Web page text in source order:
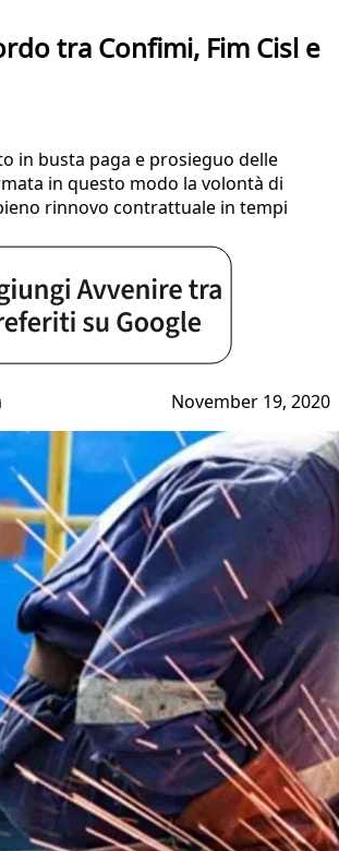
tra Confimi, Fim Cisl e
in busta paga e prosieguo delle
in questo modo la volontà di
rinnovo contrattuale in tempi
November 19, 2020